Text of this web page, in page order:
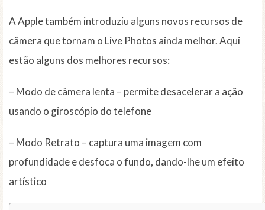
A Apple também introduziu alguns novos recursos de
câmera que tornam o Live Photos ainda melhor. Aqui
estão alguns dos melhores recursos:
– Modo de câmera lenta – permite desacelerar a ação
usando o giroscópio do telefone
– Modo Retrato – captura uma imagem com
profundidade e desfoca o fundo, dando-lhe um efeito
artístico